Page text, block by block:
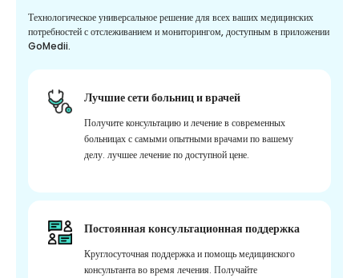
Технологическое универсальное решение для всех ваших медицинских
потребностей с отслеживанием и мониторингом, доступным в приложении
GoMedii.
Лучшие сети больниц и врачей
Получите консультацию и лечение в современных
больницах с самыми опытными врачами по вашему
делу. лучшее лечение по доступной цене.
Постоянная консультационная поддержка
Круглосуточная поддержка и помощь медицинского
консультанта во время лечения. Получайте